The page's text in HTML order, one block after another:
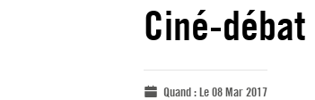
Ciné-
Quand :Le 08 Mar 2017